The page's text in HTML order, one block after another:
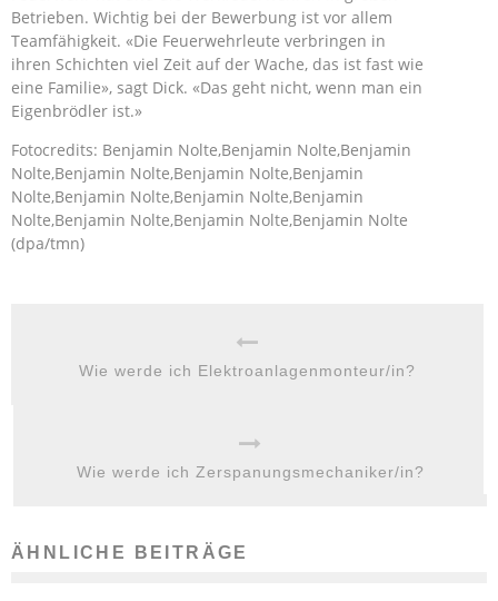
Betrieben. Wichtig bei der Bewerbung ist vor allem
Teamfähigkeit. «Die Feuerwehrleute verbringen in
ihren Schichten viel Zeit auf der Wache, das ist fast wie
eine Familie», sagt Dick. «Das geht nicht, wenn man ein
Eigenbrödler ist.»
Fotocredits: Benjamin Nolte,Benjamin Nolte,Benjamin
Nolte,Benjamin Nolte,Benjamin Nolte,Benjamin
Nolte,Benjamin Nolte,Benjamin Nolte,Benjamin
Nolte,Benjamin Nolte,Benjamin Nolte,Benjamin Nolte
(dpa/tmn)
Wie werde ich Elektroanlagenmonteur/in?
Wie werde ich Zerspanungsmechaniker/in?
ÄHNLICHE BEITRÄGE